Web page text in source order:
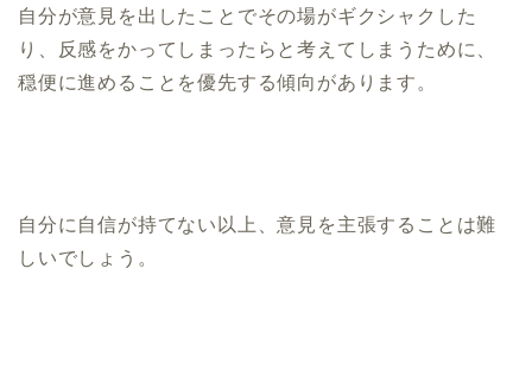
自分が意見を出したことでその場がギクシャクした
り、反感をかってしまったらと考えてしまうために、
穏便に進めることを優先する傾向があります。
自分に自信が持てない以上、意見を主張することは難
しいでしょう。